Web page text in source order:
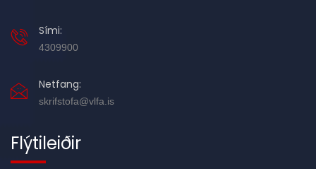
Sími:
4309900
Netfang:
skrifstofa@vlfa.is
Flýtileiðir